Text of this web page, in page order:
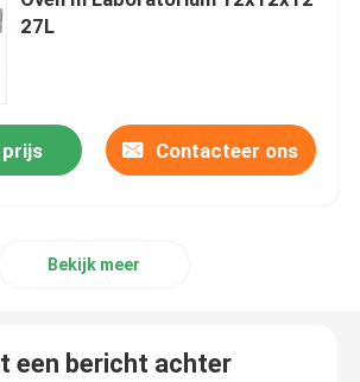
atmosfeeroven
27L
Contacteer ons
Bekijk meer
een bericht achter